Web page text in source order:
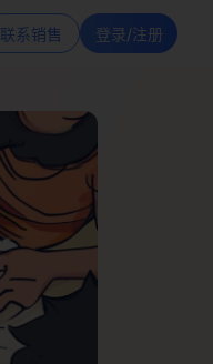
联系销售 登录/注册